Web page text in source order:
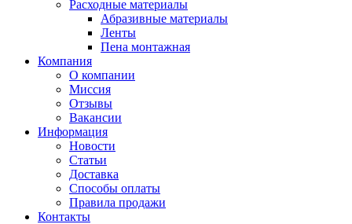
Расходные материалы
Абразивные материалы
Ленты
Пена монтажная
Компания
О компании
Миссия
Отзывы
Вакансии
Информация
Новости
Статьи
Доставка
Способы оплаты
Правила продажи
Контакты